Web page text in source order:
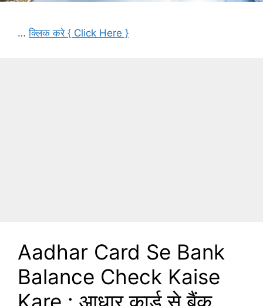
…क्लिक करे { Click Here }
Aadhar Card Se Bank
Balance Check Kaise